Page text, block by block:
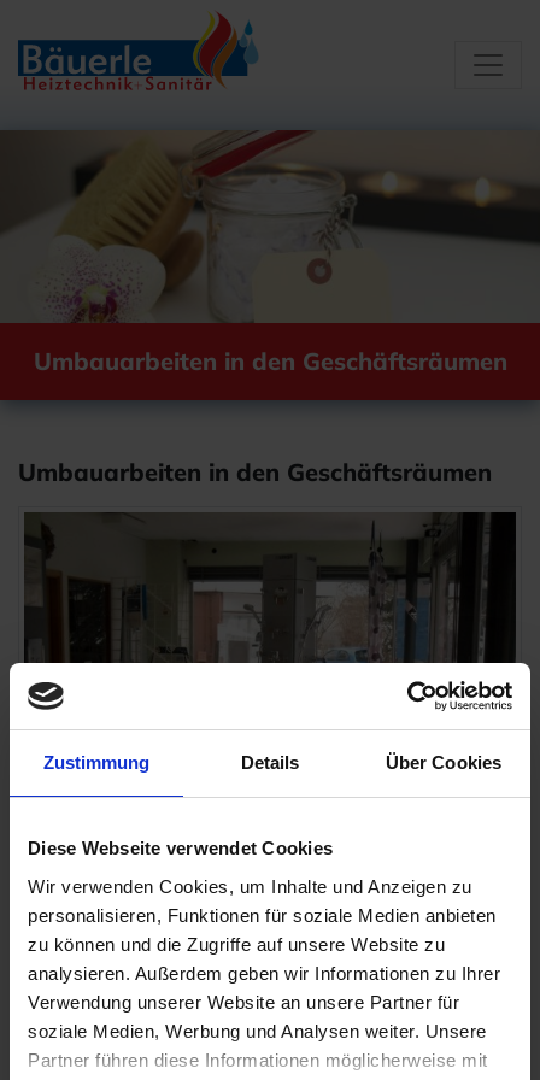
Zustimmung Details Über Cookies
Diese Webseite verwendet Cookies
Wir verwenden Cookies, um Inhalte und Anzeigen zu
personalisieren, Funktionen für soziale Medien anbieten
zu können und die Zugriffe auf unsere Website zu
analysieren. Außerdem geben wir Informationen zu Ihrer
Verwendung unserer Website an unsere Partner für
soziale Medien, Werbung und Analysen weiter. Unsere
Partner führen diese Informationen möglicherweise mit
Umbauarbeiten in den Geschäftsräumen
Umbauarbeiten in den Geschäftsräumen
Vorher-Bilder unserer Geschäftsräume (2013)